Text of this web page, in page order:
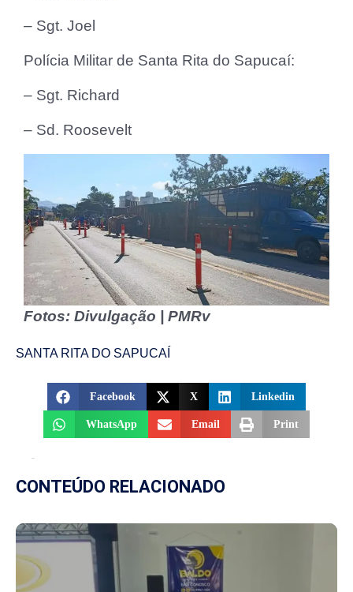
– Sgt. Joel
Polícia Militar de Santa Rita do Sapucaí:
– Sgt. Richard
– Sd. Roosevelt
Fotos: Divulgação | PMRv
SANTA RITA DO SAPUCAÍ
Facebook X Linkedin
WhatsApp Email Print
CONTEÚDO RELACIONADO